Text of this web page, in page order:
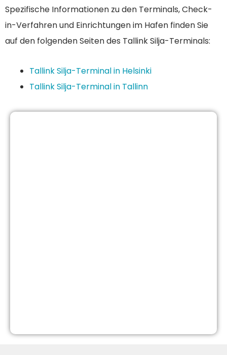
Spezifische Informationen zu den Terminals, Check-
in-Verfahren und Einrichtungen im Hafen finden Sie
auf den folgenden Seiten des Tallink Silja-Terminals:
Tallink Silja-Terminal in Helsinki
Tallink Silja-Terminal in Tallinn